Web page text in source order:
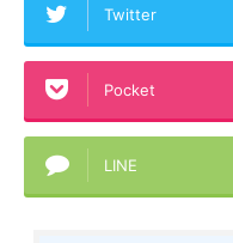
Twitter
Pocket
LINE